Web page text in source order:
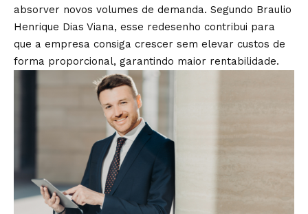
absorver novos volumes de demanda. Segundo Braulio
Henrique Dias Viana, esse redesenho contribui para
que a empresa consiga crescer sem elevar custos de
forma proporcional, garantindo maior rentabilidade.